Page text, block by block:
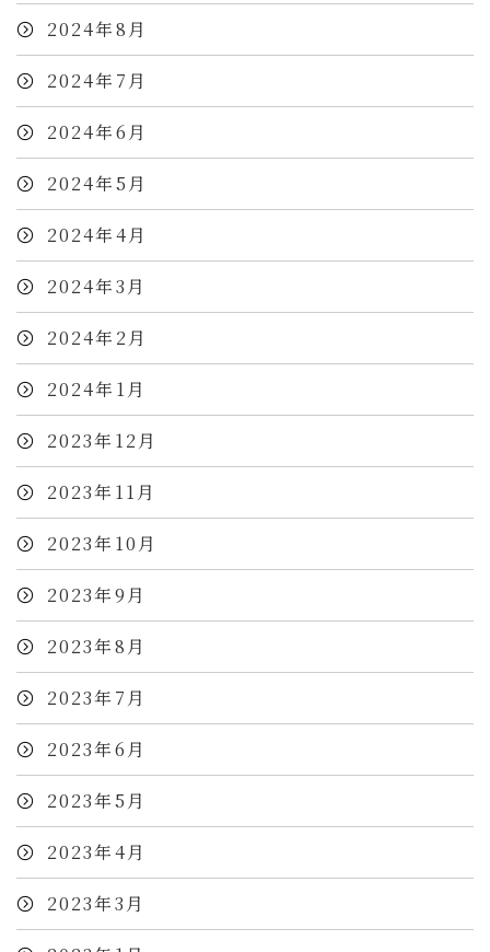
2024年8月
2024年7月
2024年6月
2024年5月
2024年4月
2024年3月
2024年2月
2024年1月
2023年12月
2023年11月
2023年10月
2023年9月
2023年8月
2023年7月
2023年6月
2023年5月
2023年4月
2023年3月